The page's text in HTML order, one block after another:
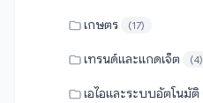
เกษตร (17)
เทรนด์และแกดเจ็ต (4)
เอไอและระบบอัตโนมัติ